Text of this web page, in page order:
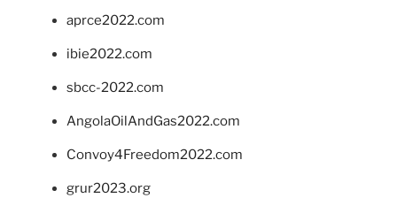
aprce2022.com
ibie2022.com
sbcc-2022.com
AngolaOilAndGas2022.com
Convoy4Freedom2022.com
grur2023.org